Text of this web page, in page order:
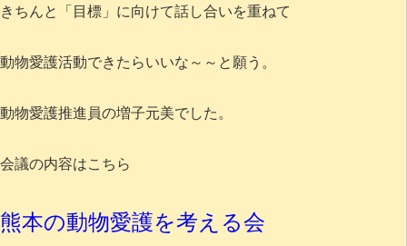
きちんと「目標」に向けて話し合いを重ねて
動物愛護活動できたらいいな～～と願う。
動物愛護推進員の増子元美でした。
会議の内容はこちら
熊本の動物愛護を考える会